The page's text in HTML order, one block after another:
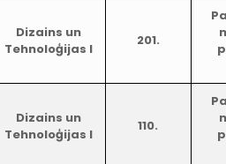
Dizains un
Tehnoloģijas I
201.
Dizains un
Tehnoloģijas I
110.